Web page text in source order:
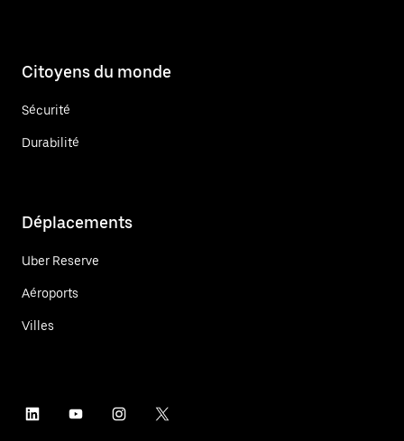
Citoyens du monde
Sécurité
Durabilité
Déplacements
Uber Reserve
Aéroports
Villes